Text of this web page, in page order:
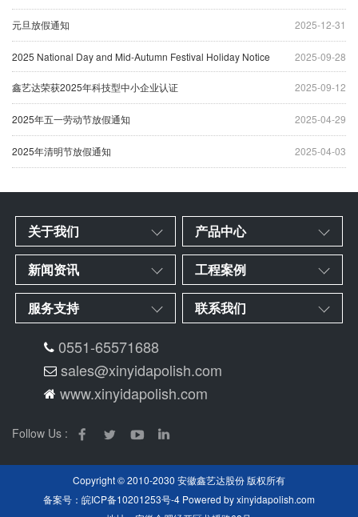
2025-12-31
元旦放假通知
2025-09-28
2025 National Day and Mid-Autumn Festival Holiday Notice
2025-09-12
鑫艺达荣获2025年科技型中小企业认证
2025-04-29
2025年五一劳动节放假通知
2025-04-03
2025年清明节放假通知
关于我们 产品中心
新闻资讯 工程案例
服务支持 联系我们
0551-65571688
sales@xinyidapolish.com
www.xinyidapolish.com
Follow Us :
Copyright © 2010-2030 安徽鑫艺达股份 版权所有
备案号： 皖ICP备10201253号-4 Powered byxinyidapolish.com